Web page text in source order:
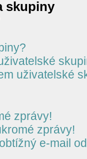
skupiny
uživatelské
zprávy!
zprávy!
e-mail